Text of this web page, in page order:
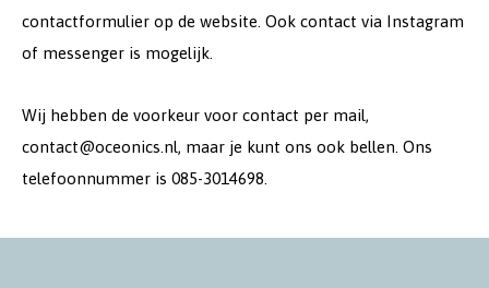
contactformulier op de website. Ook contact via Instagram
of messenger is mogelijk.
Wij hebben de voorkeur voor contact per mail,
contact@oceonics.nl, maar je kunt ons ook bellen. Ons
telefoonnummer is 085-3014698.